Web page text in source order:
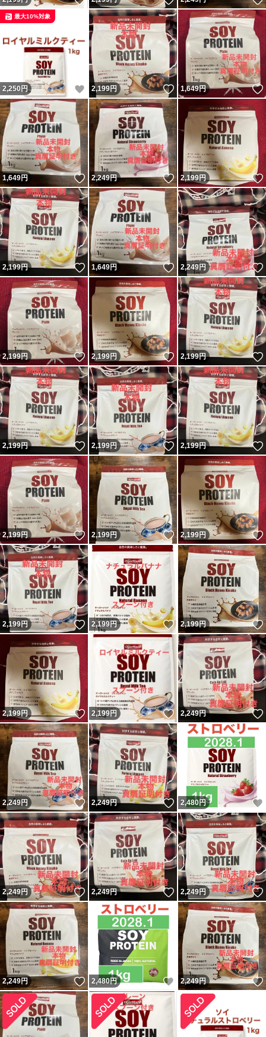
2,250 円 いいね！
最大10%対象
2,199円 いいね！
1,649円
1,649円 いいね！
2,249円 いいね！
2,199円
2,199円 いいね！
1,649円 いいね！
2,249円
2,199円 いいね！
2,199円 いいね！
2,199円
2,199円 いいね！
2,199円 いいね！
2,199円
2,199円 いいね！
2,199円 いいね！
2,199円
2,199円 いいね！
2,199円 いいね！
2,199円
2,199円 いいね！
2,199円 いいね！
2,249円
2,249円 いいね！
2,249円 いいね！
2,480円
2,249円 いいね！
2,249円 いいね！
2,249円
2,249円 いいね！
2,480円 いいね！
2,249円